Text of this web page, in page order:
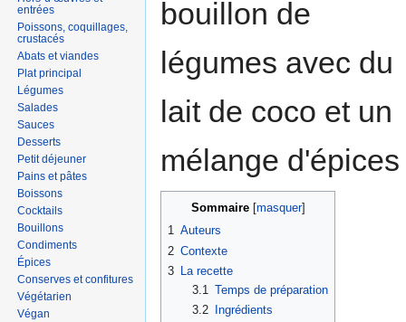
bouillon de
légumes avec du
lait de coco et un
mélange
Sommaire
1 Auteurs
2 Contexte
3 La recette
3.1 Temps de préparation
3.2
Ingrédients
entrées
Poissons, coquillages,
crustacés
Abats et viandes
Plat principal
Légumes
Salades
Sauces
Desserts
Petit déjeuner
Pains et pâtes
Boissons
Cocktails
Bouillons
Condiments
Épices
Conserves et confitures
Végétarien
Végan